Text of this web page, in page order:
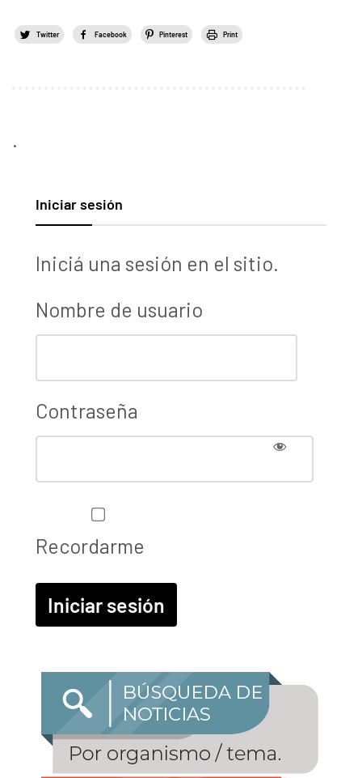
Twitter Facebook Pinterest Print
.
Iniciar sesión
Iniciá una sesión en el sitio.
Nombre de usuario
Contraseña
Recordarme